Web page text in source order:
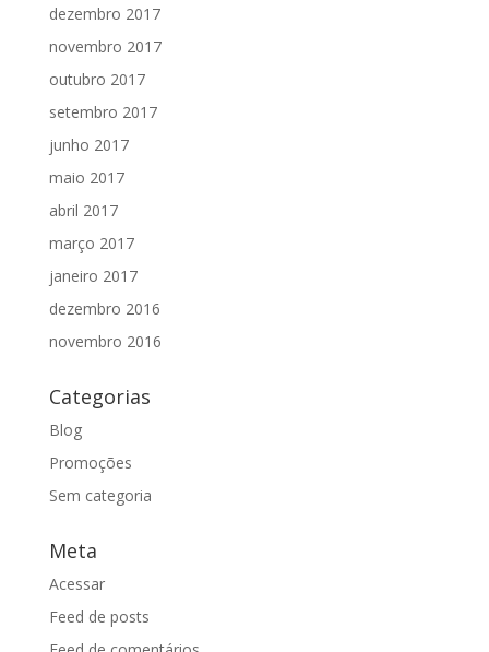
dezembro 2017
novembro 2017
outubro 2017
setembro 2017
junho 2017
maio 2017
abril 2017
março 2017
janeiro 2017
dezembro 2016
novembro 2016
Categorias
Blog
Promoções
Sem categoria
Meta
Acessar
Feed de posts